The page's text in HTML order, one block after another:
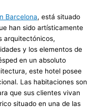
Barcelona, está situado
han sido artísticamente
arquitectónicos,
y los elementos de
en un absoluto
este hotel posee
Las habitaciones son
que sus clientes vivan
situado en una de las